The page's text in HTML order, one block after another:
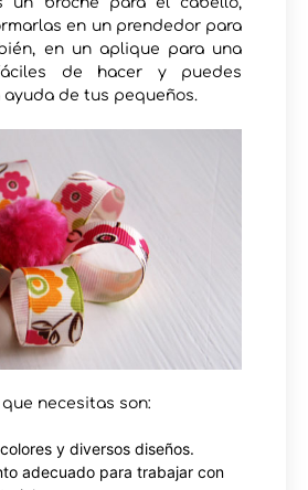
en un prendedor para
en un aplique para una
de hacer y puedes
ayuda de tus pequeños.
necesitas son:
y diversos diseños.
adecuado para trabajar con